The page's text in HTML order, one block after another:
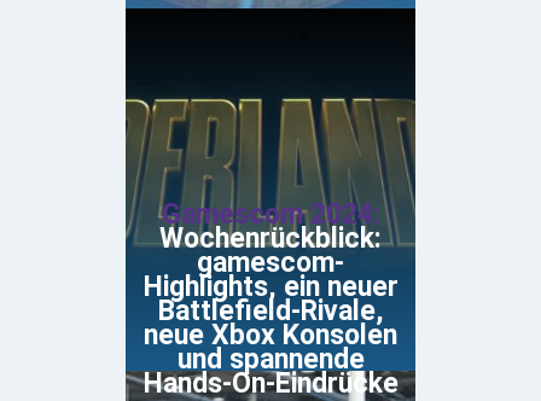
Gamescom 2024:
Wochenrückblick:
gamescom-
Highlights, ein neuer
Battlefield-Rivale,
neue Xbox Konsolen
und spannende
Hands-On-Eindrücke